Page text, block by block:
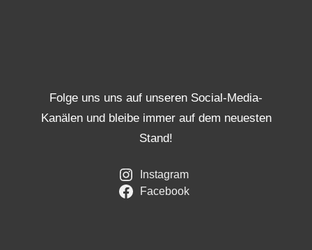
Folge uns uns auf unseren Social-Media-
Kanälen und bleibe immer auf dem neuesten
Stand!
Instagram
Facebook